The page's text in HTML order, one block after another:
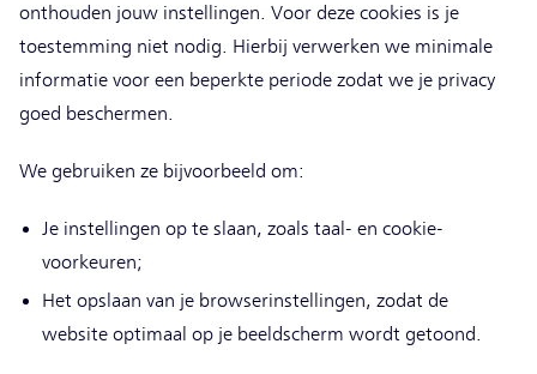
onthouden jouw instellingen. Voor deze cookies is je
toestemming niet nodig. Hierbij verwerken we minimale
informatie voor een beperkte periode zodat we je privacy
goed beschermen.
We gebruiken ze bijvoorbeeld om:
Je instellingen op te slaan, zoals taal- en cookie-
voorkeuren;
Het opslaan van je browserinstellingen, zodat de
website optimaal op je beeldscherm wordt getoond.